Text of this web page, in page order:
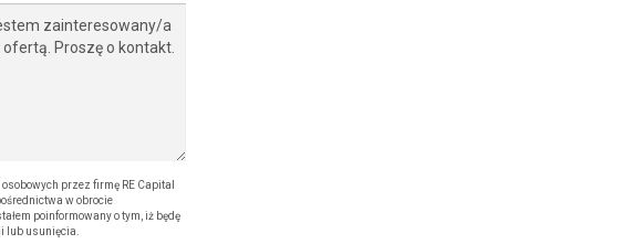
przez firmę RE Capital
w obrocie
poinformowany o tym, iż będę
lub usunięcia.